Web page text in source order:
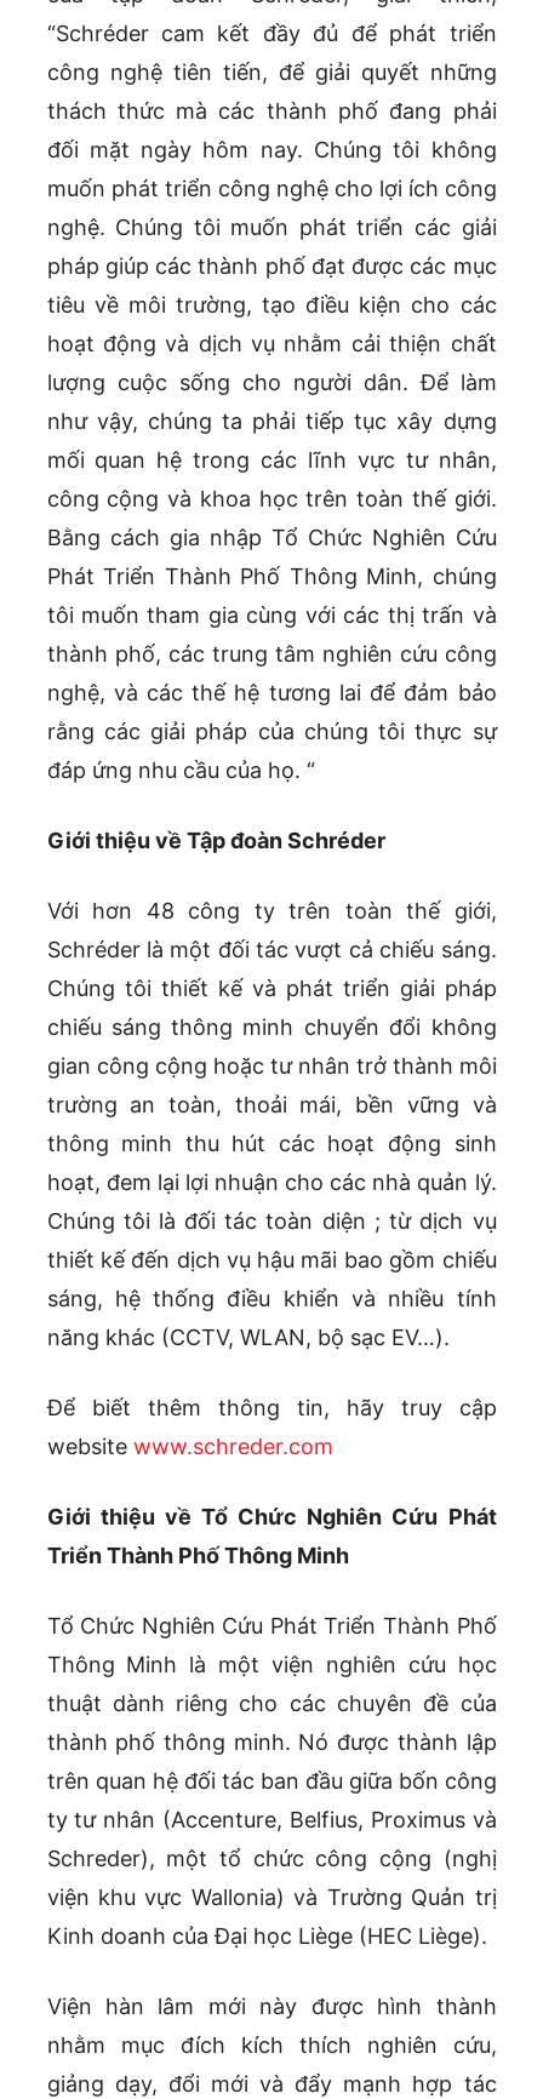
“Schréder cam kết đầy đủ để phát triển
công nghệ tiên tiến, để giải quyết những
thách thức mà các thành phố đang phải
đối mặt ngày hôm nay. Chúng tôi không
muốn phát triển công nghệ cho lợi ích công
nghệ. Chúng tôi muốn phát triển các giải
pháp giúp các thành phố đạt được các mục
tiêu về môi trường, tạo điều kiện cho các
hoạt động và dịch vụ nhằm cải thiện chất
lượng cuộc sống cho người dân. Để làm
như vậy, chúng ta phải tiếp tục xây dựng
mối quan hệ trong các lĩnh vực tư nhân,
công cộng và khoa học trên toàn thế giới.
Bằng cách gia nhập Tổ Chức Nghiên Cứu
Phát Triển Thành Phố Thông Minh, chúng
tôi muốn tham gia cùng với các thị trấn và
thành phố, các trung tâm nghiên cứu công
nghệ, và các thế hệ tương lai để đảm bảo
rằng các giải pháp của chúng tôi thực sự
đáp ứng nhu cầu của họ. “
Giới thiệu về Tập đoàn Schréder
Với hơn 48 công ty trên toàn thế giới,
Schréder là một đối tác vượt cả chiếu sáng.
Chúng tôi thiết kế và phát triển giải pháp
chiếu sáng thông minh chuyển đổi không
gian công cộng hoặc tư nhân trở thành môi
trường an toàn, thoải mái, bền vững và
thông minh thu hút các hoạt động sinh
hoạt, đem lại lợi nhuận cho các nhà quản lý.
Chúng tôi là đối tác toàn diện ; từ dịch vụ
thiết kế đến dịch vụ hậu mãi bao gồm chiếu
sáng, hệ thống điều khiển và nhiều tính
năng khác (CCTV, WLAN, bộ sạc EV…).
Để biết thêm thông tin, hãy truy cập
website www.schreder.com
Giới thiệu về Tổ Chức Nghiên Cứu Phát
Triển Thành Phố Thông Minh
Tổ Chức Nghiên Cứu Phát Triển Thành Phố
Thông Minh là một viện nghiên cứu học
thuật dành riêng cho các chuyên đề của
thành phố thông minh. Nó được thành lập
trên quan hệ đối tác ban đầu giữa bốn công
ty tư nhân (Accenture, Belfius, Proximus và
Schreder), một tổ chức công cộng (nghị
viện khu vực Wallonia) và Trường Quản trị
Kinh doanh của Đại học Liège (HEC Liège).
Viện hàn lâm mới này được hình thành
nhằm mục đích kích thích nghiên cứu,
giảng dạy, đổi mới và đẩy mạnh hợp tác